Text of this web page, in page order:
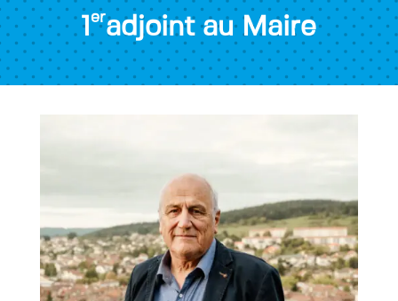
1eradjoint au Maire